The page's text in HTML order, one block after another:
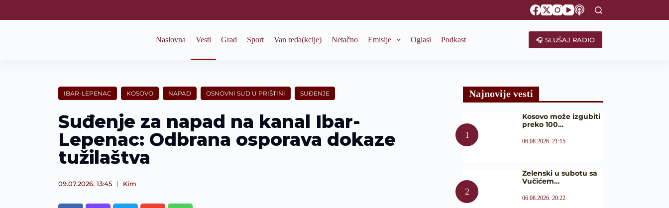
k
Naslovna Vesti Grad Sport Van reda(kcije) Netačno Emisije Oglasi Podkast 🎧 SLUŠAJ RADIO
IBAR-LEPENAC KOSOVO NAPAD OSNOVNI SUD U PRIŠTINI SUĐENJE
Suđenje za napad na kanal Ibar-
Lepenac: Odbrana osporava dokaze
tužilaštva
09.07.2026. 13:45 Kim
Najnovije vesti
Kosovo može izgubiti
preko 100…
06.08.2026. 21:15
Zelenski u subotu sa
Vučićem…
06.08.2026. 20:22